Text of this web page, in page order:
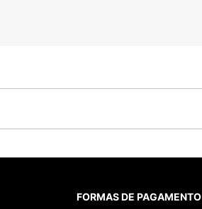
FORMAS DE PAGAMENTO